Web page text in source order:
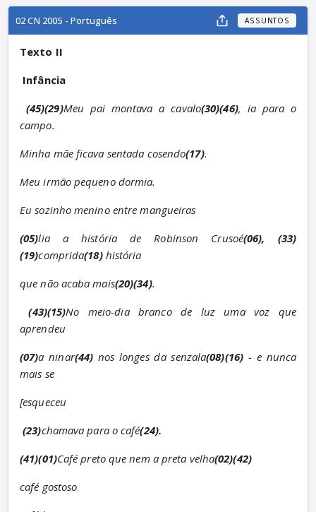
02 CN 2005 - Português ASSUNTOS
Texto II
Infância
(45)(29)Meu pai montava a cavalo(30)(46), ia para o
campo.
Minha mãe ficava sentada cosendo(17).
Meu irmão pequeno dormia.
Eu sozinho menino entre mangueiras
(05)lia a história de Robinson Crusoé(06), (33)
(19)comprida(18) história
que não acaba mais(20)(34).
(43)(15)No meio-dia branco de luz uma voz que
aprendeu
(07)a ninar(44) nos longes da senzala(08)(16) - e nunca
mais se
[esqueceu
(23)chamava para o café(24).
(41)(01)Café preto que nem a preta velha(02)(42)
café gostoso